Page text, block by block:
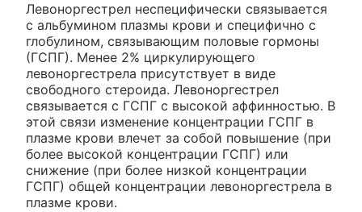
Левоноргестрел неспецифически связывается
с альбумином плазмы крови и специфично с
глобулином, связывающим половые гормоны
(ГСПГ). Менее 2% циркулирующего
левоноргестрела присутствует в виде
свободного стероида. Левоноргестрел
связывается с ГСПГ с высокой аффинностью. В
этой связи изменение концентрации ГСПГ в
плазме крови влечет за собой повышение (при
более высокой концентрации ГСПГ) или
снижение (при более низкой концентрации
ГСПГ) общей концентрации левоноргестрела в
плазме крови.